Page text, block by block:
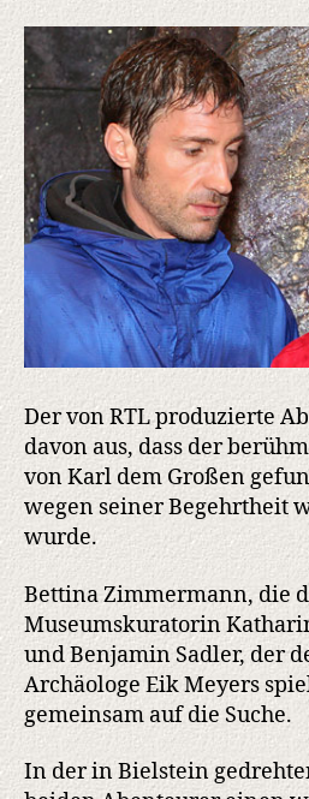
Der von RTL produzierte
davon aus, dass der
von Karl dem Großen
wegen seiner Begehrtheit
wurde.
Bettina Zimmermann, die
Museumskuratorin
und Benjamin Sadler, der
Archäologe Eik Meyers
gemeinsam auf die Suche.
In der in Bielstein